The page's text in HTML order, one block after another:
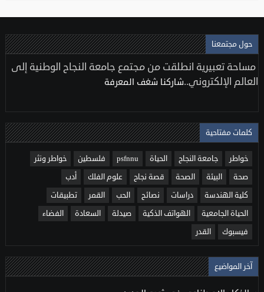
حول مجتمعنا
مساحة تعبيرية انطلقت من مجتمع جامعة النجاح الوطنية إلى
العالم الإلكتروني..شاركنا شغف المعرفة
كلمات مفتاحية
خواطر جامعة النجاح الحياة psfnnu فلسطين
خواطر ونثر
صحة
البيئة الصحة قصة نجاح علوم الفلك
أدب
كلية الهندسة
دراسات نصائح الحب القمر
تطبيقات
الحياة الجامعية
الهواتف الذكية صيدلة السعادة
الفضاء
فيسبوك
القدر
آخر المواضيع